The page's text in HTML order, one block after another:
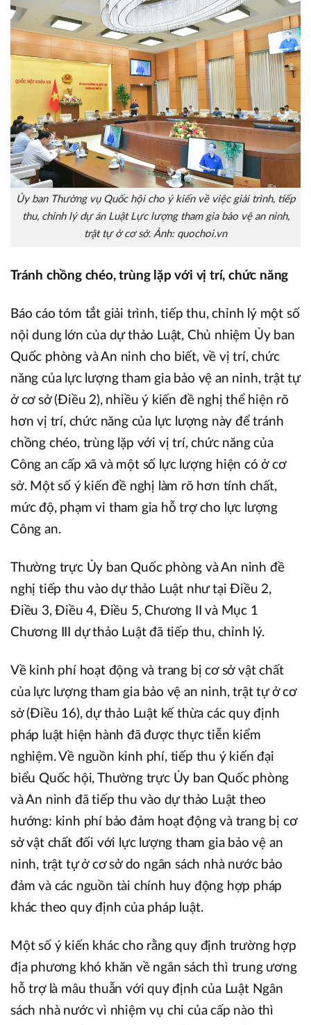
Ủy ban Thường vụ Quốc hội cho ý kiến về việc giải trình, tiếp
thu, chỉnh lý dự án Luật Lực lượng tham gia bảo vệ an ninh,
trật tự ở cơ sở. Ảnh: quochoi.vn
Tránh chồng chéo, trùng lặp với vị trí, chức năng
Báo cáo tóm tắt giải trình, tiếp thu, chỉnh lý một số
nội dung lớn của dự thảo Luật, Chủ nhiệm Ủy ban
Quốc phòng và An ninh cho biết, về vị trí, chức
năng của lực lượng tham gia bảo vệ an ninh, trật tự
ở cơ sở (Điều 2), nhiều ý kiến đề nghị thể hiện rõ
hơn vị trí, chức năng của lực lượng này để tránh
chồng chéo, trùng lặp với vị trí, chức năng của
Công an cấp xã và một số lực lượng hiện có ở cơ
sở. Một số ý kiến đề nghị làm rõ hơn tính chất,
mức độ, phạm vi tham gia hỗ trợ cho lực lượng
Công an.
Thường trực Ủy ban Quốc phòng và An ninh đề
nghị tiếp thu vào dự thảo Luật như tại Điều 2,
Điều 3, Điều 4, Điều 5, Chương II và Mục 1
Chương III dự thảo Luật đã tiếp thu, chỉnh lý.
Về kinh phí hoạt động và trang bị cơ sở vật chất
của lực lượng tham gia bảo vệ an ninh, trật tự ở cơ
sở (Điều 16), dự thảo Luật kế thừa các quy định
pháp luật hiện hành đã được thực tiễn kiểm
nghiệm. Về nguồn kinh phí, tiếp thu ý kiến đại
biểu Quốc hội, Thường trực Ủy ban Quốc phòng
và An ninh đã tiếp thu vào dự thảo Luật theo
hướng: kinh phí bảo đảm hoạt động và trang bị cơ
sở vật chất đối với lực lượng tham gia bảo vệ an
ninh, trật tự ở cơ sở do ngân sách nhà nước bảo
đảm và các nguồn tài chính huy động hợp pháp
khác theo quy định của pháp luật.
Một số ý kiến khác cho rằng quy định trường hợp
địa phương khó khăn về ngân sách thì trung ương
hỗ trợ là mâu thuẫn với quy định của Luật Ngân
sách nhà nước vì nhiệm vụ chi của cấp nào thì